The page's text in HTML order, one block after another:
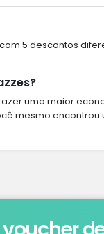
5 descontos
uma maior
mesmo encontrou